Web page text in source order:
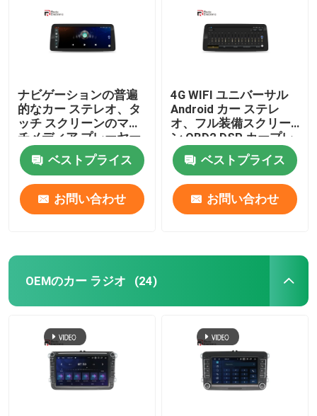
ナビゲーションの普遍
的なカー ステレオ、タ
ッチ スクリーンのマル
チメディア プレーヤー
1920 × 720 IPS
ベストプライス
お問い合わせ
4G WIFI ユニバーサル
Android カー ステレ
オ、フル装備スクリー
ン OBD2 DSP カープレ
イ
ベストプライス
お問い合わせ
OEMのカー ラジオ (24)